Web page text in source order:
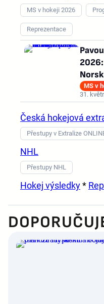
MS v hokeji 2026
Reprezentace
MS v
31.
Česká hokejová
Přestupy v Extralize
NHL
Přestupy NHL
Hokej výsledky*